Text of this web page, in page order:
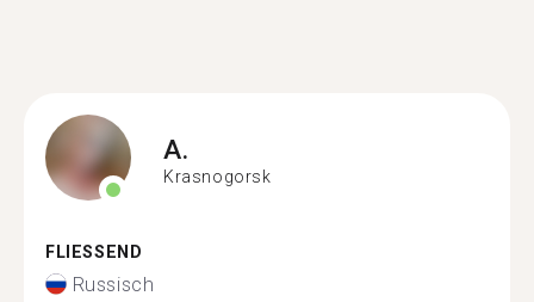
A.
Krasnogorsk
FLIESSEND
Russisch